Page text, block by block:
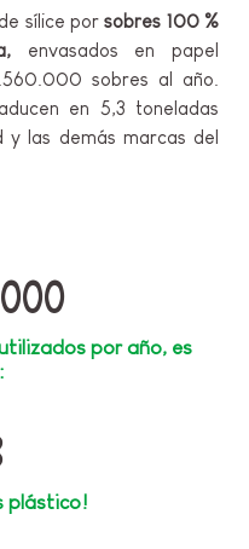
sílice porsobres 100 %
envasados en papel
sobres al año.
en 5,3 toneladas
las demás marcas del
por año, es
plástico!